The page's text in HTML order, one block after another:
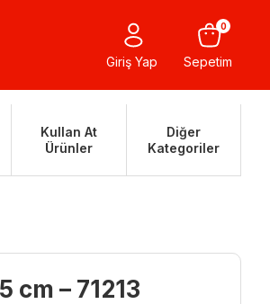
Giriş Yap Sepetim
0
Kullan At
Ürünler
Diğer
Kategoriler
cm – 71213